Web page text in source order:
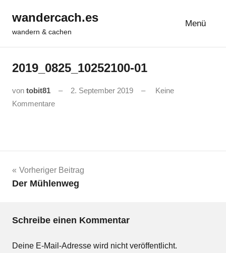
Inhalt
springen
wandercach.es
wandern & cachen
Menü
2019_0825_10252100-01
von tobit81 2. September 2019
Keine
Kommentare
Beitrags-
Navigation
Vorheriger Beitrag
Der Mühlenweg
Schreibe einen Kommentar
Deine E-Mail-Adresse wird nicht veröffentlicht.